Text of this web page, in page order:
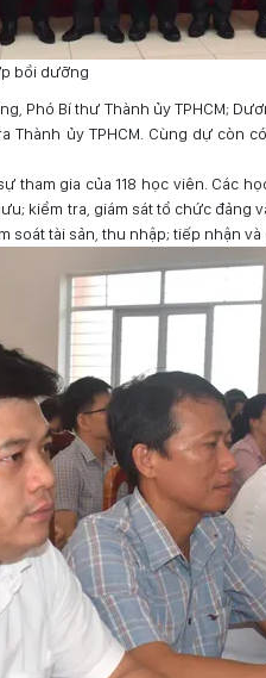
bồi dưỡng
Phó Bí thư Thành ủy TPHCM;
Thành ủy TPHCM. Cùng dự còn
tham gia của 118 học viên. Các
kiểm tra, giám sát tổ chức đảng
soát tài sản, thu nhập; tiếp nhận